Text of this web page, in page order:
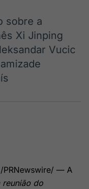
para
e
Widgets
Componentes
sobre a
Xi Jinping
Vucic
/PRNewswire/ — A
reunião do